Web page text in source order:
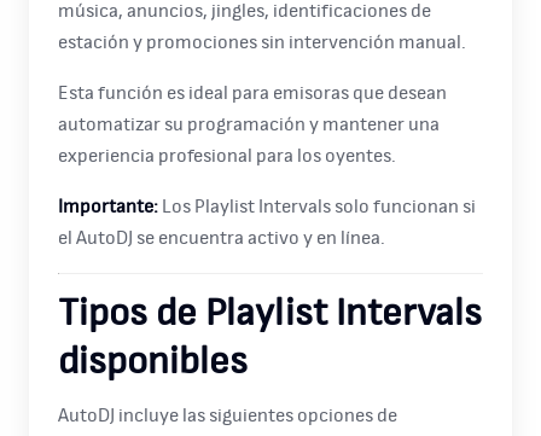
música, anuncios, jingles, identificaciones de
estación y promociones sin intervención manual.
Esta función es ideal para emisoras que desean
automatizar su programación y mantener una
experiencia profesional para los oyentes.
Importante: Los Playlist Intervals solo funcionan si
el AutoDJ se encuentra activo y en línea.
Tipos de Playlist Intervals
disponibles
AutoDJ incluye las siguientes opciones de